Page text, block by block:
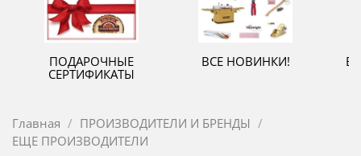
ПОДАРОЧНЫЕ
СЕРТИФИКАТЫ
ВСЕ НОВИНКИ!
Главная
ПРОИЗВОДИТЕЛИ И БРЕНДЫ
ЕЩЕ ПРОИЗВОДИТЕЛИ